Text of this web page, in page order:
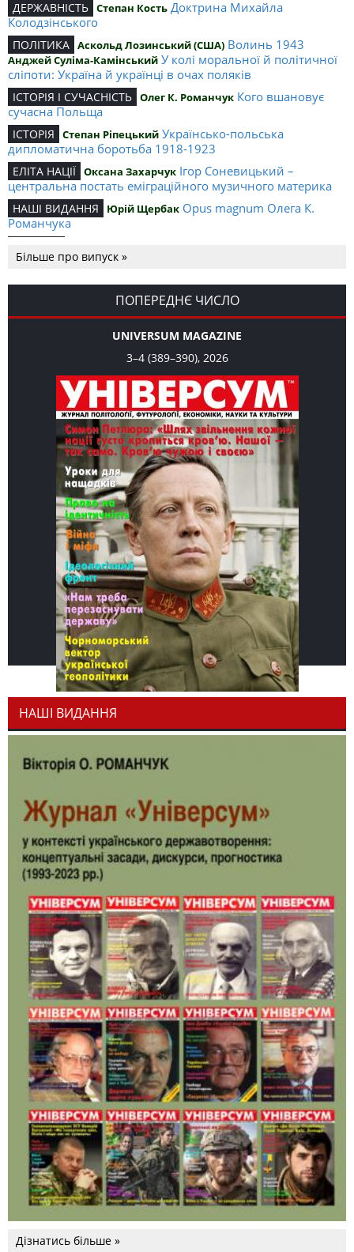
ДЕРЖАВНІСТЬ Степан Кость Доктрина Михайла
Колодзінського
ПОЛІТИКА Аскольд Лозинський (США) Волинь 1943
Анджей Суліма-Камінський У колі моральної й політичної
сліпоти: Україна й українці в очах поляків
ІСТОРІЯ І СУЧАСНІСТЬ Олег К. Романчук Кого вшановує
сучасна Польща
ІСТОРІЯ Степан Ріпецький Українсько-польська
дипломатична боротьба 1918-1923
ЕЛІТА НАЦІЇ Оксана Захарчук Ігор Соневицький –
центральна постать еміграційного музичного материка
НАШІ ВИДАННЯ Юрій Щербак Opus magnum Олега К.
Романчука
Романчука
СЛОВО РЕДАКЦІЙНЕ Олег К. Романчук Журавель і синиця
як уособлення української політстратегії й тактики
Більше про випуск »
ПОПЕРЕДНЄ ЧИСЛО
UNIVERSUM MAGAZINE
3–4 (389–390), 2026
НАШІ ВИДАННЯ
Дізнатись більше »